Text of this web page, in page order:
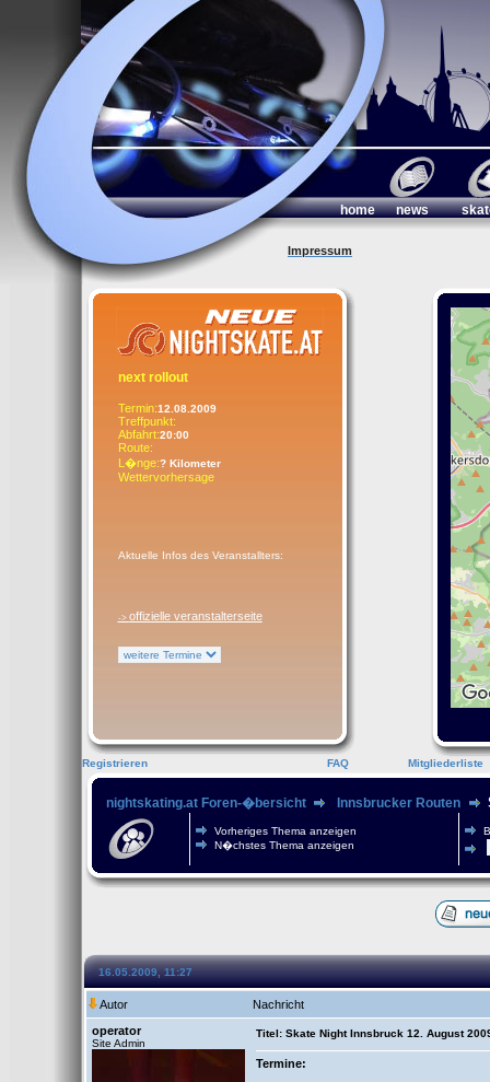
home news
Impressum
next rollout
Termin:12.08.2009
Treffpunkt:
Abfahrt:20:00
Route:
L�nge:? Kilometer
Wettervorhersage
Aktuelle Infos des Veranstallters:
-> offizielle veranstalterseite
Registrieren FAQ Mitgliederliste
nightskating.at Foren-�bersicht Innsbrucker Routen
Vorheriges Thema anzeigen
N�chstes Thema anzeigen
16.05.2009, 11:27
Autor
Nachricht
operator
Site Admin
Titel: Skate Night Innsbruck 12. August
Termine: